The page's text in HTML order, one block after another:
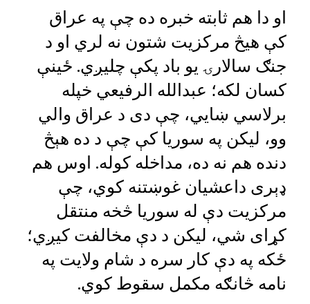
او دا هم ثابته خبره ده چې په عراق
کې هيڅ مرکزيت شتون نه لري او د
جنګ سالارۍ يو باد پکې چليږي. ځينې
کسان لکه؛ عبدالله الرفيعي خپله
برلاسي ښايي، چې دی د عراق والي
وو، ليکن په سوريا کې چې د ده هېڅ
دنده هم نه ده، مداخله کوله. اوس هم
ډېری داعشيان غوښتنه کوي، چې
مرکزيت دې له سوريا څخه منتقل
کړای شي، ليکن د دې مخالفت کيږي؛
ځکه په دې کار سره د شام ولايت په
نامه څانګه مکمل سقوط کوي.